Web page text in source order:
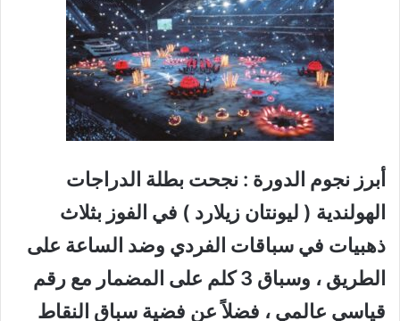
أبرز نجوم الدورة : نجحت بطلة الدراجات
الهولندية ( ليونتان زيلارد ) في الفوز بثلاث
ذهبيات في سباقات الفردي وضد الساعة على
الطريق ، وسباق 3 كلم على المضمار مع رقم
قياسي عالمي ، فضلاً عن فضية سباق النقاط